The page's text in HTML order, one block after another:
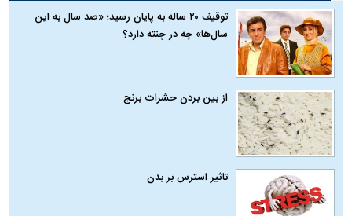
توقیف ۲۰ ساله به پایان رسید؛ «صد سال به این
سال‌ها» چه در چنته دارد؟
از بین بردن حشرات برنج
تاثیر استرس بر بدن